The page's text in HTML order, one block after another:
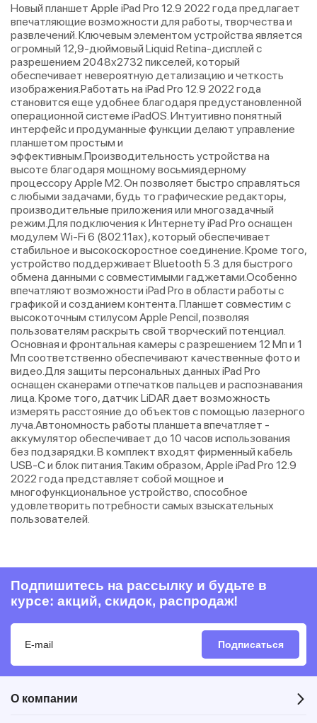
Новый планшет Apple iPad Pro 12.9 2022 года предлагает
впечатляющие возможности для работы, творчества и
развлечений. Ключевым элементом устройства является
огромный 12,9-дюймовый Liquid Retina-дисплей с
разрешением 2048x2732 пикселей, который
обеспечивает невероятную детализацию и четкость
изображения.Работать на iPad Pro 12.9 2022 года
становится еще удобнее благодаря предустановленной
операционной системе iPadOS. Интуитивно понятный
интерфейс и продуманные функции делают управление
планшетом простым и
эффективным.Производительность устройства на
высоте благодаря мощному восьмиядерному
процессору Apple M2. Он позволяет быстро справляться
с любыми задачами, будь то графические редакторы,
производительные приложения или многозадачный
режим.Для подключения к Интернету iPad Pro оснащен
модулем Wi-Fi 6 (802.11ax), который обеспечивает
стабильное и высокоскоростное соединение. Кроме того,
устройство поддерживает Bluetooth 5.3 для быстрого
обмена данными с совместимыми гаджетами.Особенно
впечатляют возможности iPad Pro в области работы с
графикой и созданием контента. Планшет совместим с
высокоточным стилусом Apple Pencil, позволяя
пользователям раскрыть свой творческий потенциал.
Основная и фронтальная камеры с разрешением 12 Мп и 1
Мп соответственно обеспечивают качественные фото и
видео.Для защиты персональных данных iPad Pro
оснащен сканерами отпечатков пальцев и распознавания
лица. Кроме того, датчик LiDAR дает возможность
измерять расстояние до объектов с помощью лазерного
луча.Автономность работы планшета впечатляет -
аккумулятор обеспечивает до 10 часов использования
без подзарядки. В комплект входят фирменный кабель
USB-C и блок питания.Таким образом, Apple iPad Pro 12.9
2022 года представляет собой мощное и
многофункциональное устройство, способное
удовлетворить потребности самых взыскательных
пользователей.
Подпишитесь на рассылку и будьте в
курсе: акций, скидок, распродаж!
Подписаться
О компании